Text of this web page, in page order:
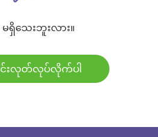
မရှိသေးဘူးလား။
င်းလုတ်လုပ်လိုက်ပါ